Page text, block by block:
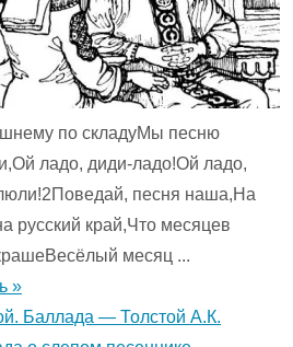
по складуМы песню
ладо, диди-ладо!Ой ладо,
песня наша,На
русский край,Что месяцев
месяц ...
»
Баллада — Толстой А.К.